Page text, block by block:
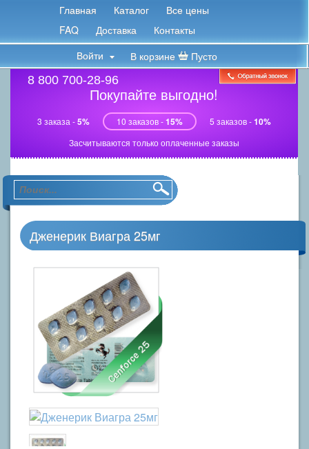
Главная Каталог
Все цены
FAQ
Доставка
Контакты
В корзине
Пусто
Войти
Покупайте выгодно!
3 заказа -5% 10 заказов -15% 5 заказов -10%
Засчитываются только оплаченные заказы
8 800 700-28-96
Дженерик Виагра 25мг